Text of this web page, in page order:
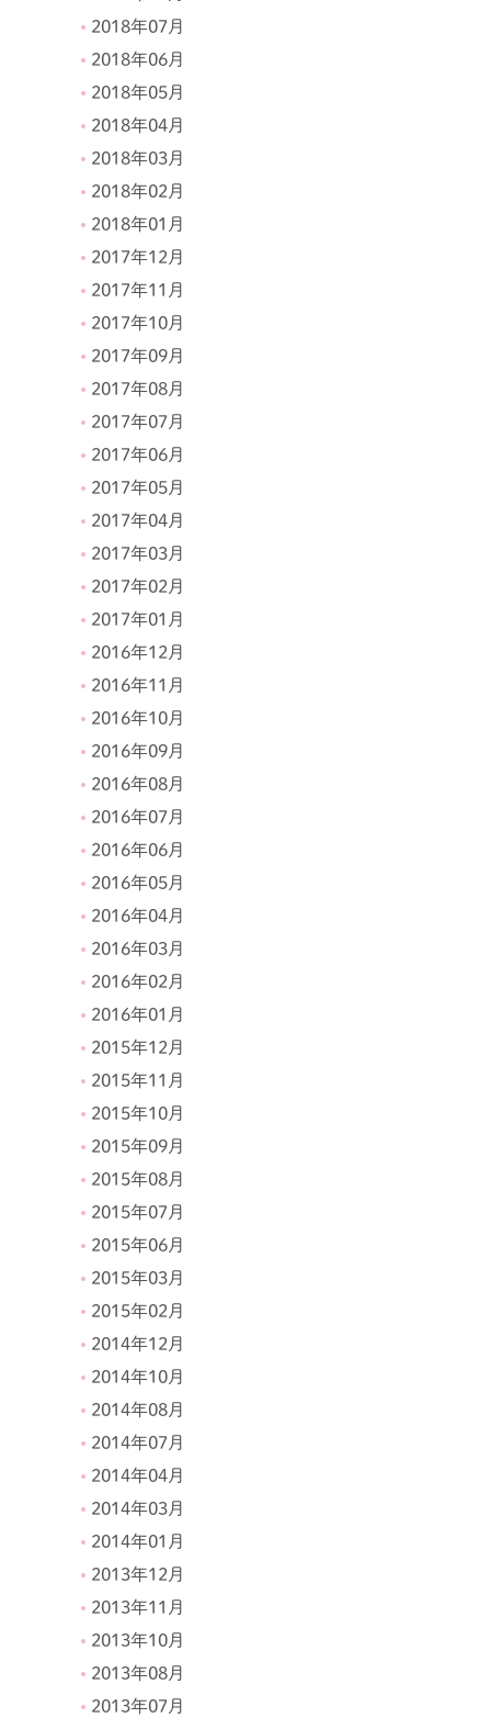
2018年07月
2018年06月
2018年05月
2018年04月
2018年03月
2018年02月
2018年01月
2017年12月
2017年11月
2017年10月
2017年09月
2017年08月
2017年07月
2017年06月
2017年05月
2017年04月
2017年03月
2017年02月
2017年01月
2016年12月
2016年11月
2016年10月
2016年09月
2016年08月
2016年07月
2016年06月
2016年05月
2016年04月
2016年03月
2016年02月
2016年01月
2015年12月
2015年11月
2015年10月
2015年09月
2015年08月
2015年07月
2015年06月
2015年03月
2015年02月
2014年12月
2014年10月
2014年08月
2014年07月
2014年04月
2014年03月
2014年01月
2013年12月
2013年11月
2013年10月
2013年08月
2013年07月